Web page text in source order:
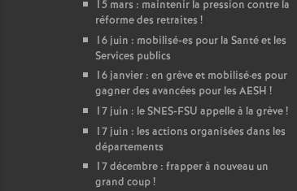
15 mars : maintenir la pression contre la
réforme des retraites !
16 juin : mobilisé-es pour la Santé et les
Services publics
16 janvier : en grève et mobilisé·es pour
gagner des avancées pour les AESH !
17 juin : le SNES-FSU appelle à la grève!
17 juin : les actions organisées dans les
départements
17 décembre : frapper à nouveau un
grand coup!